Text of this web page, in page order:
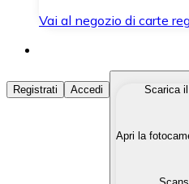
Vai al negozio di carte
Acquista Criptovalute
Acquista le criptovalute
Converti le tue
Registrati Accedi
Scarica
Apri la